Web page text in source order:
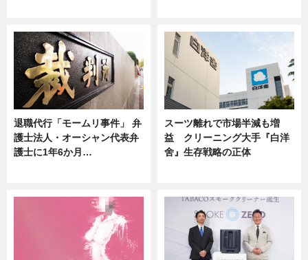
退職代行「モームリ事件」 弁
護士法人・オーシャン代表弁
護士に1年6か月…
スーツ離れで市場半減も増
益 クリーニング大手『白洋
舍』生存戦略の正体